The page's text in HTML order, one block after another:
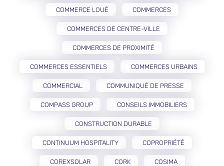
COMMERCE LOUÉ COMMERCES
COMMERCES DE CENTRE-VILLE
COMMERCES DE PROXIMITÉ
COMMERCES ESSENTIELS COMMERCES URBAINS
COMMERCIAL COMMUNIQUÉ DE PRESSE
COMPASS GROUP CONSEILS IMMOBILIERS
CONSTRUCTION DURABLE
CONTINUUM HOSPITALITY COPROPRIÉTÉ
COREXSOLAR CORK COSIMA